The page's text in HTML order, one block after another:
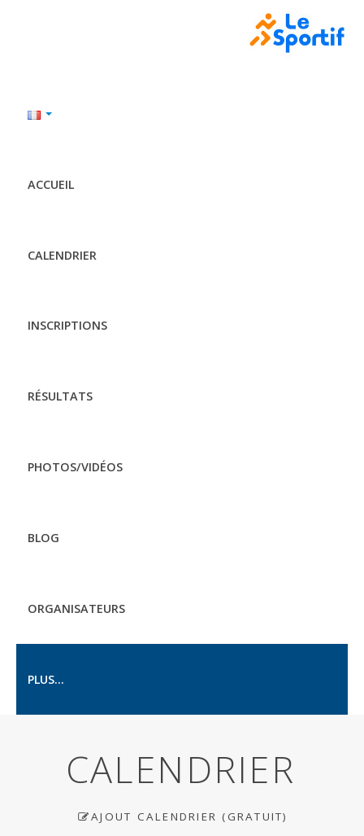
ACCUEIL
CALENDRIER
INSCRIPTIONS
RÉSULTATS
PHOTOS/VIDÉOS
BLOG
ORGANISATEURS
PLUS...
CALENDRIER
AJOUT CALENDRIER (GRATUIT)